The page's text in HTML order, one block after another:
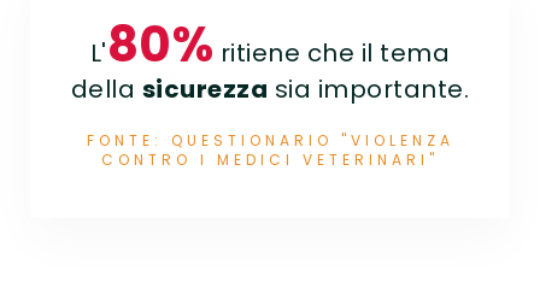
L'80% ritiene che il tema
della sicurezza sia importante.
FONTE: QUESTIONARIO "VIOLENZA
CONTRO I MEDICI VETERINARI"